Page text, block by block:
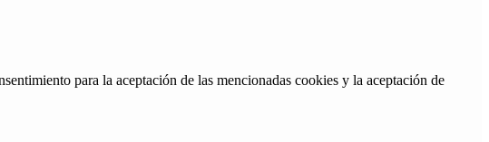
para la aceptación de las mencionadas cookies y la aceptación de